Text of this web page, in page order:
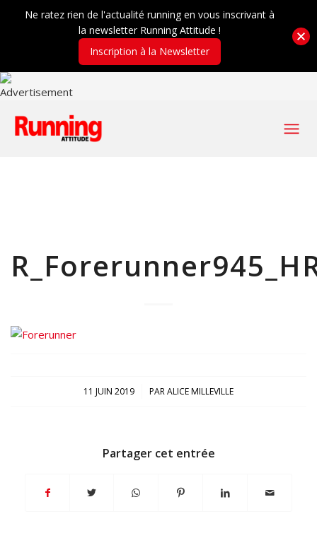
11 JUIN 2019
/ PARALICE MILLEVILLE
Partager cet entrée
Ne ratez rien de l'actualité running en vous inscrivant à
la newsletter Running Attitude !
Inscription à la Newsletter